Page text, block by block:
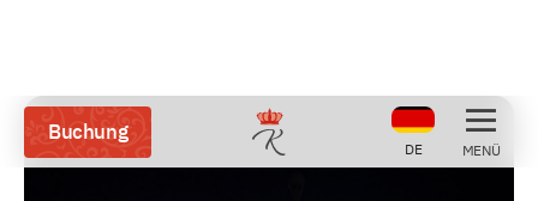
Buchung
DE MENÜ